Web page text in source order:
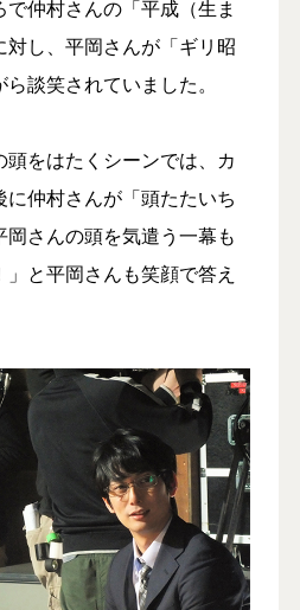
仲村さんの「平成（生ま
し、平岡さんが「ギリ昭
談笑されていました。
をはたくシーンでは、カ
仲村さんが「頭たたいち
さんの頭を気遣う一幕も
」と平岡さんも笑顔で答え